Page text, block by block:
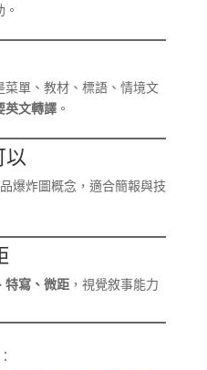
單、教材、標語、情境文
英文轉譯。
以
爆炸圖概念，適合簡報與技
特寫、微距，視覺敘事能力